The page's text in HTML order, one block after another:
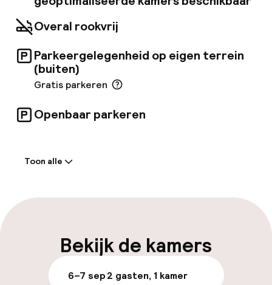
vast internet en draadloos internet blijf je
verbonden en satellietzenders zorgen voor
entertainment. De privébadders met een
combinatie van douche/bad hebben gratis
toiletartikelen en bidets.
Overal rookvrij
Parkeergelegenheid op eigen terrein
(buiten)
Gratis parkeren
Openbaar parkeren
Meertalige medewerkers
Parkeren & mobiliteit
Toon alle
Bekijk de kamers
6–7 sep2 gasten, 1 kamer